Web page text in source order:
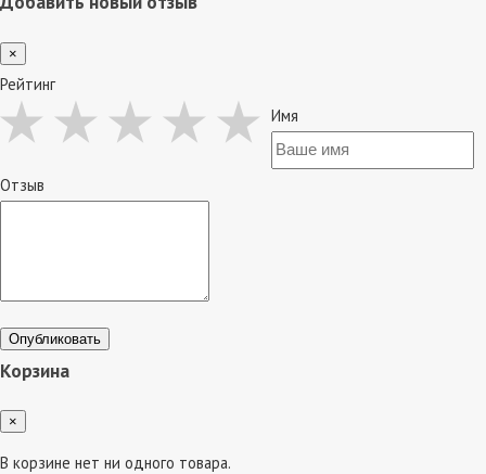
×
Рейтинг
Имя
Отзыв
Опубликовать
Корзина
×
В корзине нет ни одного товара.